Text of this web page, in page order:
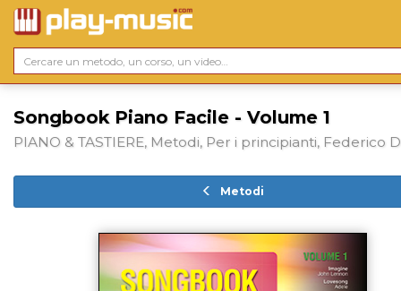
Songbook Piano Facile - Volume 1
PIANO & TASTIERE, Metodi, Per i principianti, Federico
Metodi